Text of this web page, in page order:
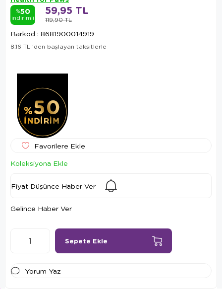
%50
indirimli 119,90 TL
59,95 TL
Barkod : 8681900014919
8,16 TL 'den başlayan taksitlerle
Favorilere Ekle
Koleksiyona Ekle
Fiyat Düşünce Haber Ver
Gelince Haber Ver
Yorum Yaz